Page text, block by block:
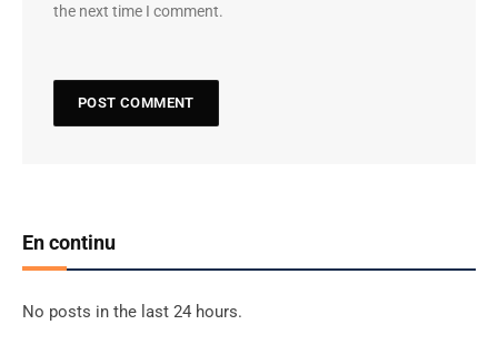
the next time I comment.
En continu
No posts in the last 24 hours.